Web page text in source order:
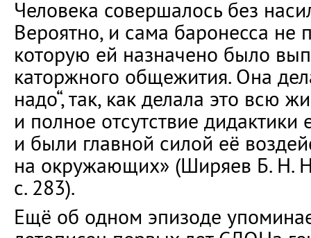
Человека совершалось без
Вероятно, и сама баронесса не
которую ей назначено было
каторжного общежития. Она
надо“, так, как делала это всю
и полное отсутствие дидактики
и были главной силой её
на окружающих» (Ширяев Б. Н.
с. 283).
Ещё об одном эпизоде